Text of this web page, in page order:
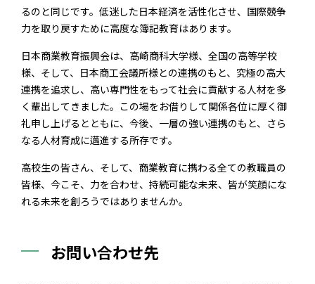
るのと同じです。低迷した日本経済を活性化させ、国際競争
力を取り戻すために高度な簿記教育はあります。
日本商業教育振興会は、高崎商科大学様、全国の高等学校
様、そして、日本商工会議所様との連携のもと、究極の高大
連携を追求し、高い専門性をもって社会に貢献する人材を多
く輩出してきました。この場をお借りして関係各位に厚く御
礼申し上げるとともに、今後、一層の強い連携のもと、さら
なる人材育成に邁進する所存です。
高校生の皆さん、そして、商業教育に携わる全ての教職員の
皆様、今こそ、力を合わせ、持続可能な未来、皆が笑顔にな
れる未来を創ろうではありませんか。
お問い合わせ先